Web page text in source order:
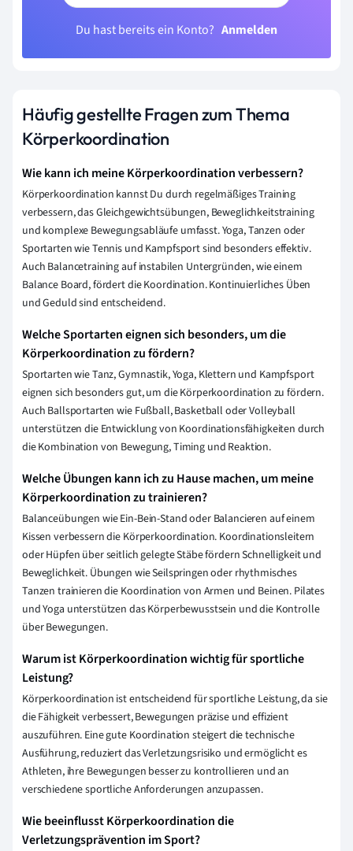
Du hast bereits ein Konto? Anmelden
Häufig gestellte Fragen zum Thema
Körperkoordination
Wie kann ich meine Körperkoordination verbessern?
Körperkoordination kannst Du durch regelmäßiges Training
verbessern, das Gleichgewichtsübungen, Beweglichkeitstraining
und komplexe Bewegungsabläufe umfasst. Yoga, Tanzen oder
Sportarten wie Tennis und Kampfsport sind besonders effektiv.
Auch Balancetraining auf instabilen Untergründen, wie einem
Balance Board, fördert die Koordination. Kontinuierliches Üben
und Geduld sind entscheidend.
Welche Sportarten eignen sich besonders, um die
Körperkoordination zu fördern?
Sportarten wie Tanz, Gymnastik, Yoga, Klettern und Kampfsport
eignen sich besonders gut, um die Körperkoordination zu fördern.
Auch Ballsportarten wie Fußball, Basketball oder Volleyball
unterstützen die Entwicklung von Koordinationsfähigkeiten durch
die Kombination von Bewegung, Timing und Reaktion.
Welche Übungen kann ich zu Hause machen, um meine
Körperkoordination zu trainieren?
Balanceübungen wie Ein-Bein-Stand oder Balancieren auf einem
Kissen verbessern die Körperkoordination. Koordinationsleitern
oder Hüpfen über seitlich gelegte Stäbe fördern Schnelligkeit und
Beweglichkeit. Übungen wie Seilspringen oder rhythmisches
Tanzen trainieren die Koordination von Armen und Beinen. Pilates
und Yoga unterstützen das Körperbewusstsein und die Kontrolle
über Bewegungen.
Warum ist Körperkoordination wichtig für sportliche
Leistung?
Körperkoordination ist entscheidend für sportliche Leistung, da sie
die Fähigkeit verbessert, Bewegungen präzise und effizient
auszuführen. Eine gute Koordination steigert die technische
Ausführung, reduziert das Verletzungsrisiko und ermöglicht es
Athleten, ihre Bewegungen besser zu kontrollieren und an
verschiedene sportliche Anforderungen anzupassen.
Wie beeinflusst Körperkoordination die
Verletzungsprävention im Sport?